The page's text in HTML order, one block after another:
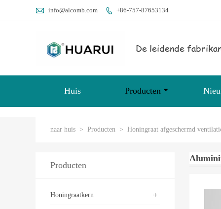
 info@alcomb.com  +86-757-87653134
De leidende
Huis Producten
naar huis > Producten > Honingraat afgeschermd
Producten
+
Honingraatkern